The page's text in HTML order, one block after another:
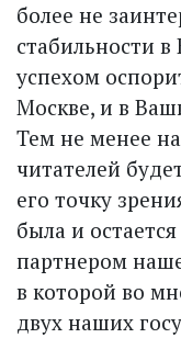
более не
стабильности в
успехом
Москве, и в
Тем не менее
читателей
его точку
была и
партнером
в которой во
двух наших